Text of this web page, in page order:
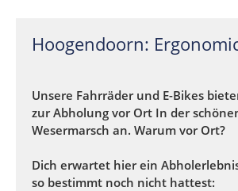
Hoogendoorn:
Unsere Fahrräder und E-Bikes
zur Abholung vor Ort In der
Wesermarsch an. Warum vor Ort?
Dich erwartet hier ein
so bestimmt noch nicht hattest: